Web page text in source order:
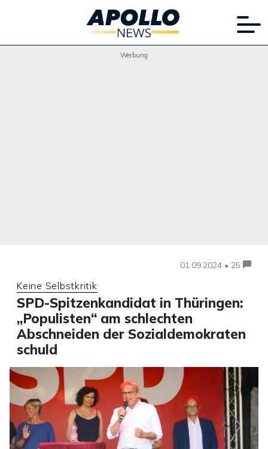
Werbung
01.09.2024 • 25
Keine Selbstkritik
SPD-Spitzenkandidat in Thüringen:
„Populisten“ am schlechten
Abschneiden der Sozialdemokraten
schuld